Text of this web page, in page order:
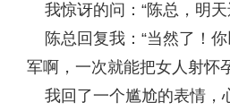
我惊讶的问：“陈总，明天
陈总回复我：“当然了！
军啊，一次就能把女人射怀
我回了一个尴尬的表情，